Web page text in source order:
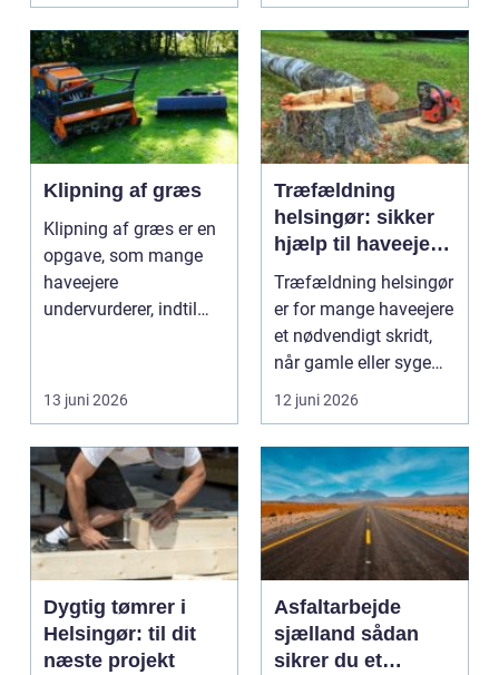
Klipning af græs
Klipning af græs er en
opgave, som mange
haveejere
undervurderer, indtil
13 juni 2026
Træfældning
helsingør: sikker
hjælp til haveejere
og virksomheder
Træfældning helsingør
er for mange haveejere
et nødvendigt skridt,
når gamle eller syge
træer skaber...
12 juni 2026
Dygtig tømrer i
Helsingør: til dit
næste projekt
Asfaltarbejde
sjælland sådan
sikrer du et